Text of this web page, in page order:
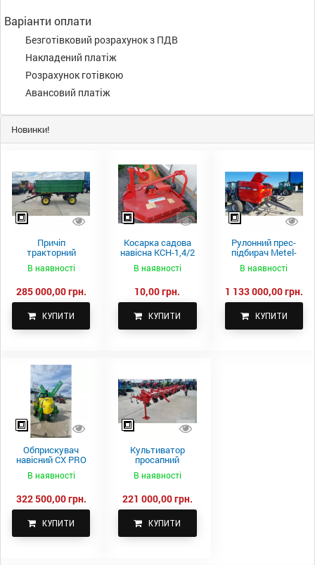
Варіанти оплати
Безготівковий розрахунок з ПДВ
Накладений платіж
Розрахунок готівкою
Авансовий платіж
Новинки!
Причіп
тракторний
самоскидний
Spike 2 ПТС-4
В наявності
285 000,00 грн.
КУПИТИ
Косарка садова
навісна КСН-1,4/2
В наявності
10,00 грн.
КУПИТИ
Рулонний прес-
підбирач Metel-
Fach Z 587
В наявності
1 133 000,00 грн.
КУПИТИ
Обприскувач
навісний CX PRO
В наявності
322 500,00 грн.
КУПИТИ
Культиватор
просапний
КПН-5,6-05
В наявності
221 000,00 грн.
КУПИТИ